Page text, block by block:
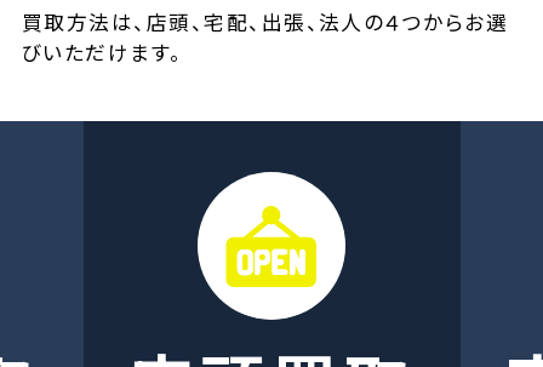
買取方法は、店頭、宅配、出張、法人の４つからお選
びいただけます。